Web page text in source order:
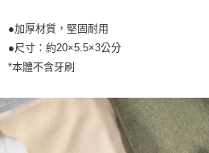
【「AFTEE先享後付」結帳流程】
１．於結帳方式選擇「AFTEE先享後付」後
結帳頁面，進行簡訊認證並確認金額後，即
２．訂單成立數日內，您將收到繳費通知簡訊
ATM／網路銀行／等多元方式進行付款，方
※ 請注意：結帳手續完成當下不需立刻繳費
購買商品的店家。未經商家同意取消之訂
後付繳納相關費用。
每筆NT$60，滿NT$699(含以上)免運費
付款後全家取貨
7-11取貨付款
每筆NT$60，滿NT$699(含以上)免運費
●加厚材質，堅固耐用
●尺寸：約20×5.5×3公分
*本體不含牙刷